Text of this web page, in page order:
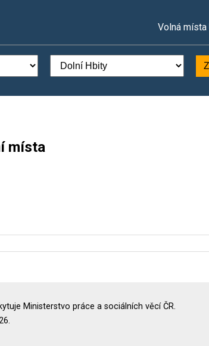
Volná místa
místa
Ministerstvo práce a sociálních věcí ČR.